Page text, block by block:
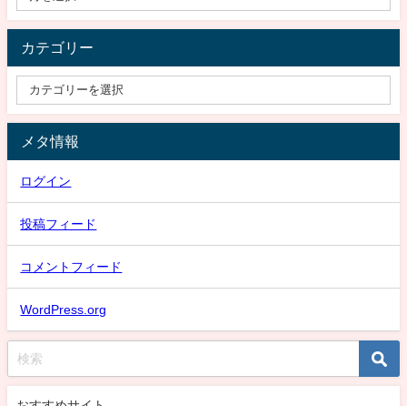
カテゴリー
メタ情報
ログイン
投稿フィード
コメントフィード
WordPress.org